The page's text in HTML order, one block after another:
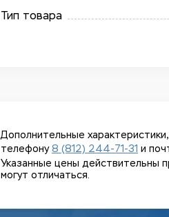
Тип товара
Дополнительные
телефону8 (812) 244-71-31 и
Указанные цены действительны
могут отличаться.